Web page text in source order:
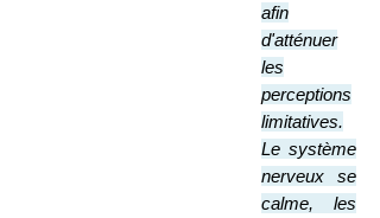
afin
d'atténuer
les
perceptions
limitatives.
Le système
nerveux se
calme, les